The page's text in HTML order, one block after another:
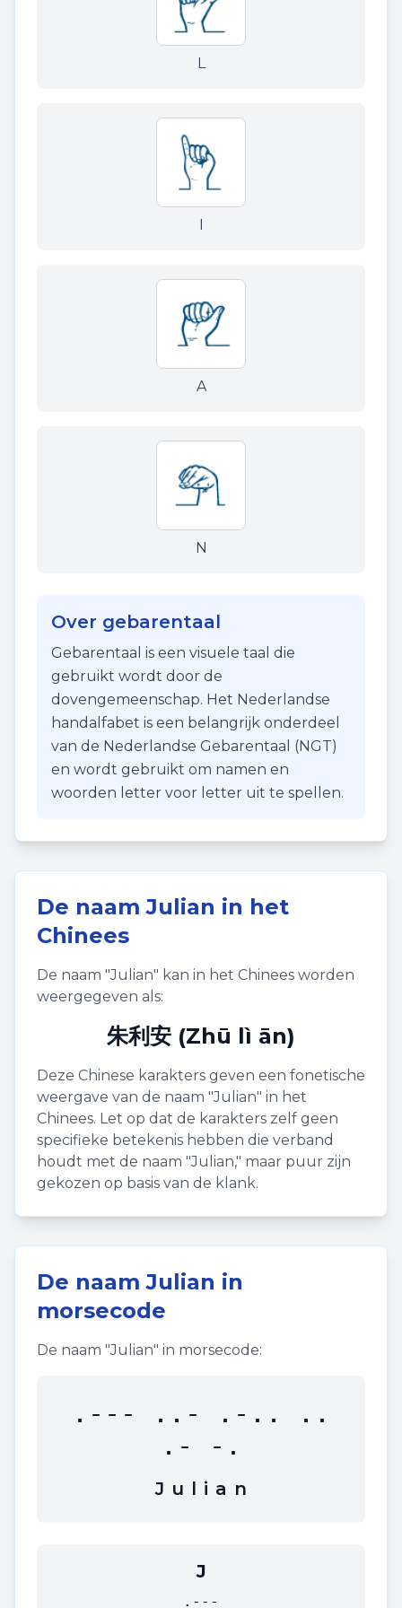
L
I
A
N
Over gebarentaal
Gebarentaal is een visuele taal die
gebruikt wordt door de
dovengemeenschap. Het Nederlandse
handalfabet is een belangrijk onderdeel
van de Nederlandse Gebarentaal (NGT)
en wordt gebruikt om namen en
woorden letter voor letter uit te spellen.
De naamJulian in het
Chinees
De naam "Julian" kan in het Chinees worden
weergegeven als:
朱利安 (Zhū lì ān)
Deze Chinese karakters geven een fonetische
weergave van de naam "Julian" in het
Chinees. Let op dat de karakters zelf geen
specifieke betekenis hebben die verband
houdt met de naam "Julian," maar puur zijn
gekozen op basis van de klank.
De naamJulian in
morsecode
De naam "Julian" in morsecode:
.--- ..- .-.. ..
.- -.
J u l i a n
J
.---